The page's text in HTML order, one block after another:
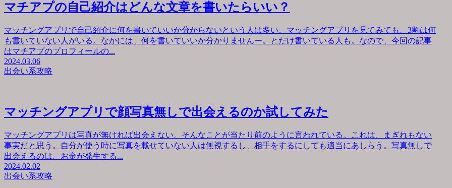
マチアプの自己紹介はどんな文章を書いたらいい？
マッチングアプリで自己紹介に何を書いていいか分からないという人は多い。マッチングアプリを見てみても、3割は何
も書いていない人がいる。なかには、何を書いていいか分かりませんー。とだけ書いている人も。なので、今回の記事
はマチアプのプロフィールの...
2024.03.06
出会い系攻略
マッチングアプリで顔写真無しで出会えるのか試してみた
マッチングアプリは写真が無ければ出会えない。そんなことが当たり前のように言われている。これは、まぎれもない
事実だと思う。自分が使う時に写真を載せていない人は無視するし、相手をするにしても適当にあしらう。写真無しで
出会えるのは、お金が発生する...
2024.02.02
出会い系攻略